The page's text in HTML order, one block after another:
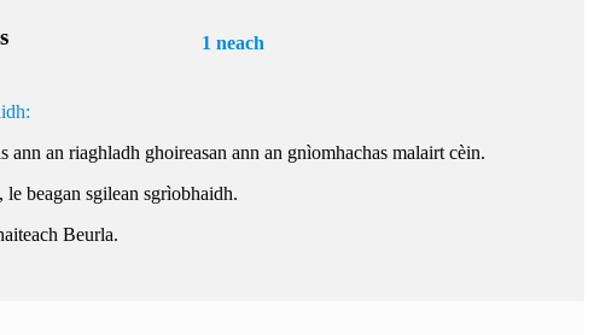
1 neach
ann an riaghladh ghoireasan ann an gnìomhachas malairt cèin.
beagan sgilean sgrìobhaidh.
Beurla.